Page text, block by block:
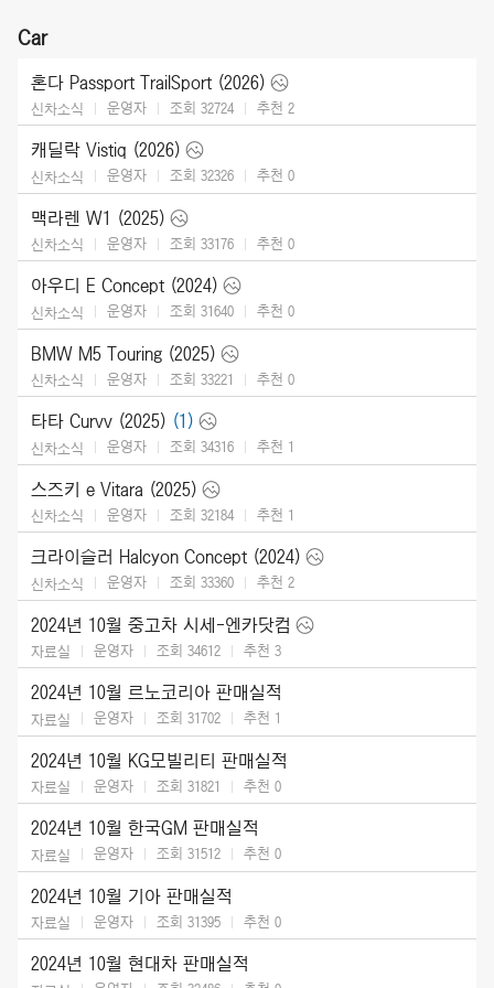
Car
혼다 Passport TrailSport (2026)
신차소식 운영자 조회 32724 추천 2
캐딜락 Vistiq (2026)
신차소식 운영자 조회 32326 추천 0
맥라렌 W1 (2025)
신차소식 운영자 조회 33176 추천 0
아우디 E Concept (2024)
신차소식 운영자 조회 31640 추천 0
BMW M5 Touring (2025)
신차소식 운영자 조회 33221 추천 0
타타 Curvv (2025) (1)
신차소식 운영자 조회 34316 추천 1
스즈키 e Vitara (2025)
신차소식 운영자 조회 32184 추천 1
크라이슬러 Halcyon Concept (2024)
신차소식 운영자 조회 33360 추천 2
2024년 10월 중고차 시세-엔카닷컴
자료실 운영자 조회 34612 추천 3
2024년 10월 르노코리아 판매실적
자료실 운영자 조회 31702 추천 1
2024년 10월 KG모빌리티 판매실적
자료실 운영자 조회 31821 추천 0
2024년 10월 한국GM 판매실적
자료실 운영자 조회 31512 추천 0
2024년 10월 기아 판매실적
자료실 운영자 조회 31395 추천 0
2024년 10월 현대차 판매실적